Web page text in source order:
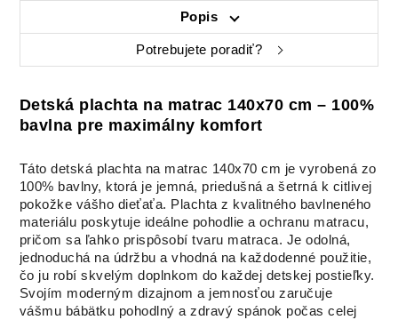
Popis
Potrebujete poradiť?
Detská plachta na matrac 140x70 cm – 100%
bavlna pre maximálny komfort
Táto detská plachta na matrac 140x70 cm je vyrobená zo
100% bavlny, ktorá je jemná, priedušná a šetrná k citlivej
pokožke vášho dieťaťa. Plachta z kvalitného bavlneného
materiálu poskytuje ideálne pohodlie a ochranu matracu,
pričom sa ľahko prispôsobí tvaru matraca. Je odolná,
jednoduchá na údržbu a vhodná na každodenné použitie,
čo ju robí skvelým doplnkom do každej detskej postieľky.
Svojím moderným dizajnom a jemnosťou zaručuje
vášmu bábätku pohodlný a zdravý spánok počas celej